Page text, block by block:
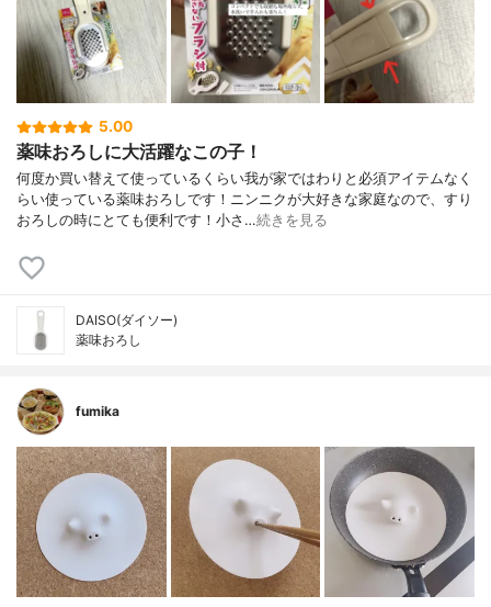
5.00
薬味おろしに大活躍なこの子！
何度か買い替えて使っているくらい我が家ではわりと必須アイテムなく
らい使っている薬味おろしです！ニンニクが大好きな家庭なので、すり
おろしの時にとても便利です！小さ…続きを見る
DAISO(ダイソー)
薬味おろし
fumika